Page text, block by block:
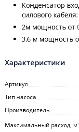
Конденсатор
силового кабеля:
2м мощность от
3,6 м мощность
Характеристики
Артикул
Тип насоса
Производитель
Максимальный расход,